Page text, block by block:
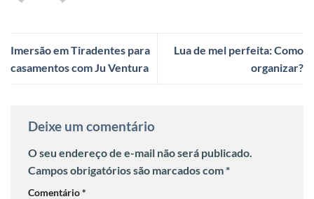
Imersão em Tiradentes para
casamentos com Ju Ventura
Lua de mel perfeita: Como
organizar?
Deixe um comentário
O seu endereço de e-mail não será publicado.
Campos obrigatórios são marcados com*
Comentário*